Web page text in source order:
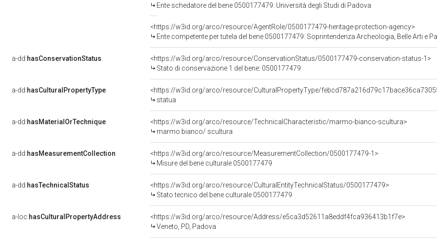
Ente schedatore del bene 0500177479: Università degli Studi di Padova
<https://w3id.org/arco/resource/AgentRole/0500177479-heritage-protection-agency>
Ente competente per tutela del bene 0500177479: Soprintendenza Archeologia, Belle Arti e
a-dd:hasConservationStatus
<https://w3id.org/arco/resource/ConservationStatus/0500177479-conservation-status-1>
Stato di conservazione 1 del bene: 0500177479
a-dd:hasCulturalPropertyType
<https://w3id.org/arco/resource/CulturalPropertyType/
statua
a-dd:hasMaterialOrTechnique
<https://w3id.org/arco/resource/TechnicalCharacteristic/marmo-bianco-scultura>
marmo bianco/ scultura
a-dd:hasMeasurementCollection
<https://w3id.org/arco/resource/MeasurementCollection/0500177479-1>
Misure del bene culturale 0500177479
a-dd:hasTechnicalStatus
<https://w3id.org/arco/resource/CulturalEntityTechnicalStatus/0500177479>
Stato tecnico del bene culturale 0500177479
a-loc:hasCulturalPropertyAddress
<https://w3id.org/arco/resource/Address/e5ca3d52611a8eddf4fca936413b1f7e>
Veneto, PD, Padova